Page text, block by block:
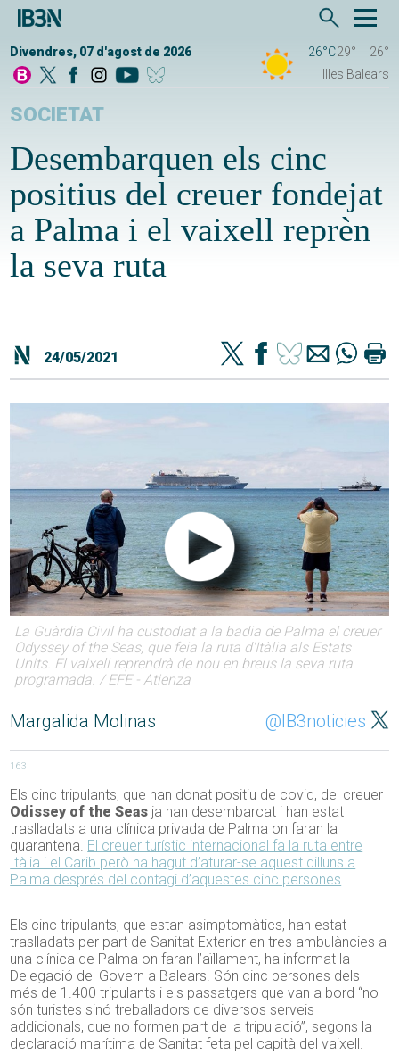
Divendres, 07 d'agost de 2026 26°C29°
26°
Illes Balears
SOCIETAT
Desembarquen els cinc
positius del creuer fondejat
a Palma i el vaixell reprèn
la seva ruta
24/05/2021
La Guàrdia Civil ha custodiat a la badia de Palma el creuer
Odyssey of the Seas, que feia la ruta d'Itàlia als Estats
Units. El vaixell reprendrà de nou en breus la seva ruta
programada. / EFE - Atienza
Margalida Molinas @IB3noticies
163
Els cinc tripulants, que han donat positiu de covid, del creuer
Odissey of the Seas ja han desembarcat i han estat
traslladats a una clínica privada de Palma on faran la
quarantena. El creuer turístic internacional fa la ruta entre
Itàlia i el Carib però ha hagut d’aturar-se aquest dilluns a
Palma després del contagi d’aquestes cinc persones.
Els cinc tripulants, que estan asimptomàtics, han estat
traslladats per part de Sanitat Exterior en tres ambulàncies a
una clínica de Palma on faran l’aïllament, ha informat la
Delegació del Govern a Balears. Són cinc persones dels
més de 1.400 tripulants i els passatgers que van a bord “no
són turistes sinó treballadors de diversos serveis
addicionals, que no formen part de la tripulació”, segons la
declaració marítima de Sanitat feta pel capità del vaixell.